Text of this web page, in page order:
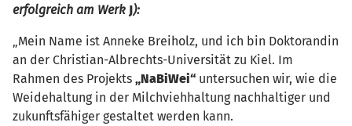
erfolgreich am Werk J):
„Mein Name ist Anneke Breiholz, und ich bin Doktorandin
an der Christian-Albrechts-Universität zu Kiel. Im
Rahmen des Projekts „NaBiWei“ untersuchen wir, wie die
Weidehaltung in der Milchviehhaltung nachhaltiger und
zukunftsfähiger gestaltet werden kann.